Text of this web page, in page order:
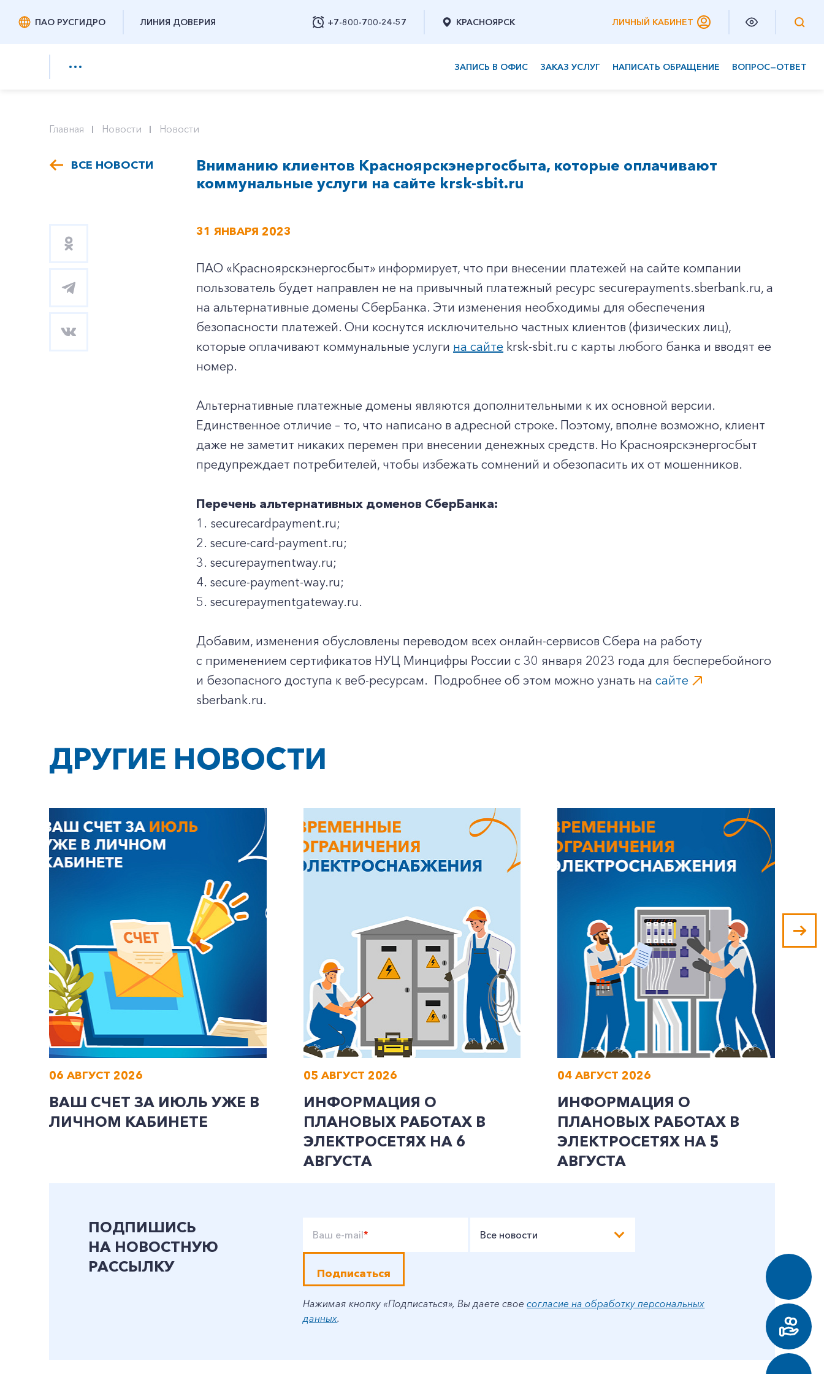
ПАО РУСГИДРО ЛИНИЯ ДОВЕРИЯ +7-800-700-24-57
Заказать обратный звонок
КРАСНОЯРСК ЛИЧНЫЙ КАБИНЕТ
ЗАПИСЬ В ОФИС ЗАКАЗ УСЛУГ НАПИСАТЬ ОБРАЩЕНИЕ ВОПРОС—ОТВЕТ
Корпоративным клиентам
Главная Новости Новости
ВСЕ НОВОСТИ
Вниманию клиентов Красноярскэнергосбыта, которые оплачивают
коммунальные услуги на сайте krsk-sbit.ru
31 ЯНВАРЯ 2023
ПАО «Красноярскэнергосбыт» информирует, что при внесении платежей на сайте компании
пользователь будет направлен не на привычный платежный ресурс securepayments.sberbank.ru, а
на альтернативные домены СберБанка. Эти изменения необходимы для обеспечения
безопасности платежей. Они коснутся исключительно частных клиентов (физических лиц),
которые оплачивают коммунальные услуги на сайте krsk-sbit.ru с карты любого банка и вводят ее
номер.
Альтернативные платежные домены являются дополнительными к их основной версии.
Единственное отличие – то, что написано в адресной строке. Поэтому, вполне возможно, клиент
даже не заметит никаких перемен при внесении денежных средств. Но Красноярскэнергосбыт
предупреждает потребителей, чтобы избежать сомнений и обезопасить их от мошенников.
Перечень альтернативных доменов СберБанка:
1. securecardpayment.ru;
2. secure-card-payment.ru;
3. securepaymentway.ru;
4. secure-payment-way.ru;
5. securepaymentgateway.ru.
Добавим, изменения обусловлены переводом всех онлайн-сервисов Сбера на работу
с применением сертификатов НУЦ Минцифры России с 30 января 2023 года для бесперебойного
и безопасного доступа к веб-ресурсам. Подробнее об этом можно узнать на сайте
sberbank.ru.
ДРУГИЕ НОВОСТИ
06 АВГУСТ 2026
ВАШ СЧЕТ ЗА ИЮЛЬ УЖЕ В
ЛИЧНОМ КАБИНЕТЕ
05 АВГУСТ 2026
ИНФОРМАЦИЯ О
ПЛАНОВЫХ РАБОТАХ В
ЭЛЕКТРОСЕТЯХ НА 6
АВГУСТА
04 АВГУСТ 2026
ИНФОРМАЦИЯ О
ПЛАНОВЫХ РАБОТАХ В
ЭЛЕКТРОСЕТЯХ НА 5
АВГУСТА
ПОДПИШИСЬ
НА НОВОСТНУЮ
РАССЫЛКУ
Ваш e-mail* Все новости
Подписаться
Нажимая кнопку «Подписаться», Вы даете своесогласие на обработку персональных
данных.